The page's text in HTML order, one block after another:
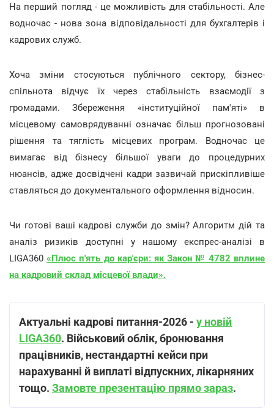
На перший погляд - це можливість для стабільності. Але
водночас - нова зона відповідальності для бухгалтерів і
кадрових служб.
Хоча зміни стосуються публічного сектору, бізнес-
спільнота відчує їх через стабільність взаємодії з
громадами. Збереження «інституційної пам'яті» в
місцевому самоврядуванні означає більш прогнозовані
рішення та тяглість місцевих програм. Водночас це
вимагає від бізнесу більшої уваги до процедурних
нюансів, адже досвідчені кадри зазвичай прискіпливіше
ставляться до документального оформлення відносин.
Чи готові ваші кадрові служби до змін? Алгоритм дій та
аналіз ризиків доступні у нашому експрес-аналізі в
LIGA360«Плюс п'ять до кар'єри: як Закон № 4782 вплине
на кадровий склад місцевої влади».
Актуальні кадрові питання-2026 - у новій
LIGA360. Військовий облік, бронювання
працівників, нестандартні кейси при
нарахуванні й виплаті відпускних, лікарняних
тощо. Замовте презентацію прямо зараз.